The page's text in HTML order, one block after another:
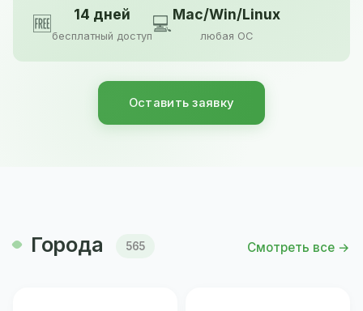
🆓 14 дней
бесплатный доступ
💻Mac/Win/Linux
любая ОС
Оставить заявку
Города 565 Смотреть все →